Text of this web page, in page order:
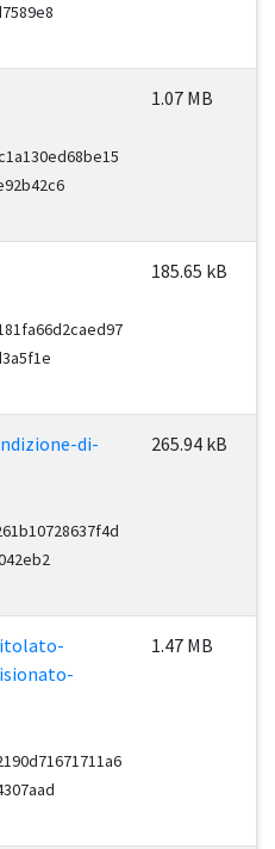
1.07 MB
185.65 kB
di-
265.94 kB
1.47 MB